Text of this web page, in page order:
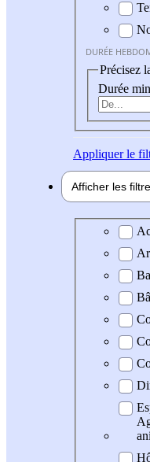
DURÉE
Précisez
Durée
Appliquerle
Afficher les
Domaine